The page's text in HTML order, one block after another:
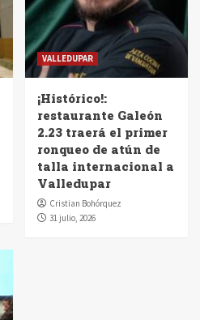
VALLEDUPAR
¡Histórico!:
restaurante Galeón
2.23 traerá el primer
ronqueo de atún de
talla internacional a
Valledupar
Cristian Bohórquez
31 julio, 2026